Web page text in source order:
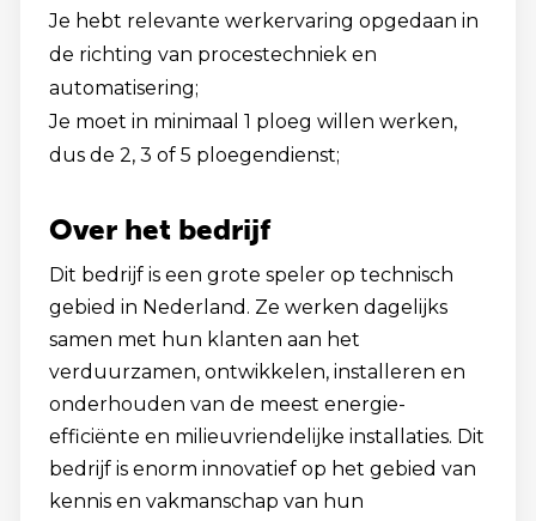
Je hebt relevante werkervaring opgedaan in
de richting van procestechniek en
automatisering;
Je moet in minimaal 1 ploeg willen werken,
dus de 2, 3 of 5 ploegendienst;
Over het bedrijf
Dit bedrijf is een grote speler op technisch
gebied in Nederland. Ze werken dagelijks
samen met hun klanten aan het
verduurzamen, ontwikkelen, installeren en
onderhouden van de meest energie-
efficiënte en milieuvriendelijke installaties. Dit
bedrijf is enorm innovatief op het gebied van
kennis en vakmanschap van hun